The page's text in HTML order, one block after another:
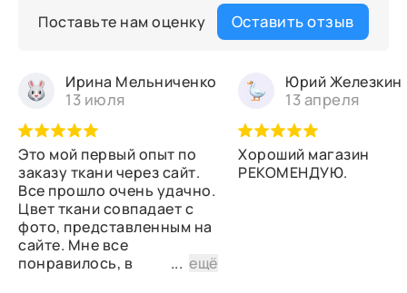
Поставьте нам оценку Оставить отзыв
Ирина Мельниченко
13 июля
Это мой первый опыт по
заказу ткани через сайт.
Все прошло очень удачно.
Цвет ткани совпадает с
фото, представленным на
сайте. Мне все
понравилось, в
...ещё
Юрий Железкин
13 апреля
Хороший магазин
РЕКОМЕНДУЮ.